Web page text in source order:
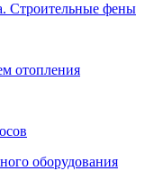
Строительные фены
отопления
оборудования